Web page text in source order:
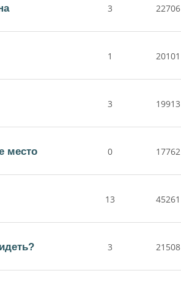
3 22706
1 20101
3 19913
место 0 17762
13 45261
3 21508